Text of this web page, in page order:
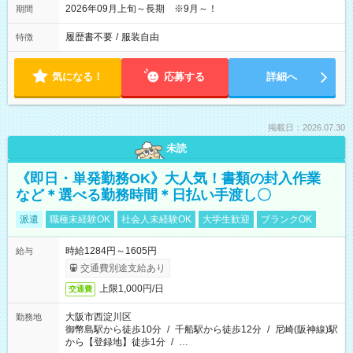
期間 2026年09月上旬～長期 ※9月～！
特徴 履歴書不要 / 服装自由
気になる！ 応募する 詳細へ
掲載日：2026.07.30
未読
《即日・単発勤務OK》大人気！書類の封入作業
など＊選べる勤務時間＊日払い手渡し〇
派遣 職種未経験OK 社会人未経験OK 大学生歓迎 ブランクOK
給与
時給1284円～1605円
交通費別途支給あり
交通費 上限1,000円/日
勤務地
大阪市西淀川区
御幣島駅から徒歩10分 / 千船駅から徒歩12分 / 尼崎(阪神線)駅
から【登録地】徒歩1分 / …